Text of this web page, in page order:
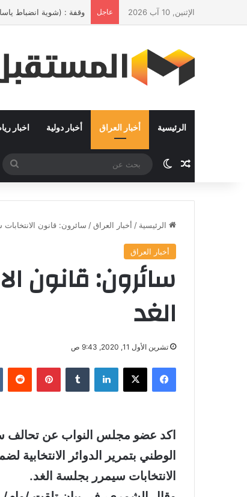
الإثنين, 10 آب 2026 عاجل وقفة : (شوية انضباط
الرئيسية أخبار العراق أخبار دولية اخبار
مقال عشوائي
الوضع المظلم
الرئيسية / أخبار العراق/ سائرون: قانون
أخبار العراق
سائرون: قانون
الغد
تشرين الأول 11, 2020, 9:43 ص
فيسبوك ‫X لينكدإن بينتيريست
اكد عضو مجلس النواب عن تحالف
الوطني بتمرير الدوائر الانتخابية
الانتخابات سيمرر بجلسة الغد.